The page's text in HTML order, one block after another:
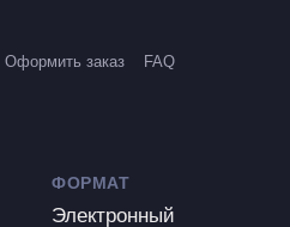
Оформить заказ FAQ
ФОРМАТ
Электронный